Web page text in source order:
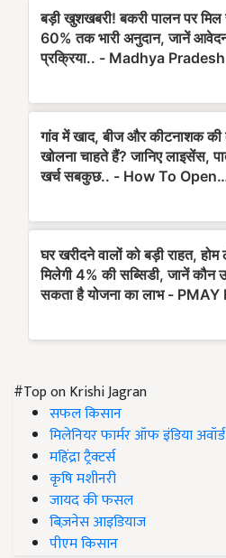
#Top on Krishi Jagran
सफल किसान
मिलेनियर फार्मर ऑफ इंडिया अवॉर्ड
महिंद्रा ट्रैक्टर्स
कृषि मशीनरी
जायद की फसल
बिज़नेस आइडियाज
पीएम किसान